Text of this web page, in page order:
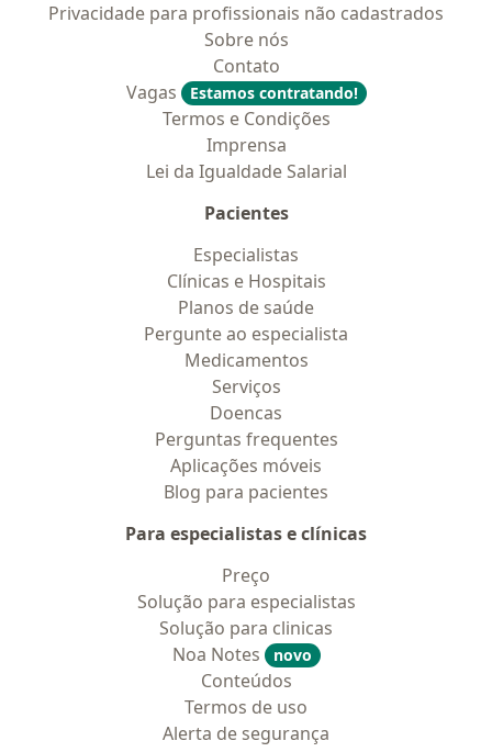
Privacidade para profissionais não cadastrados
Sobre nós
Contato
Vagas
Estamos contratando!
Termos e Condições
Imprensa
Lei da Igualdade Salarial
Pacientes
Especialistas
Clínicas e Hospitais
Planos de saúde
Pergunte ao especialista
Medicamentos
Serviços
Doencas
Perguntas frequentes
Aplicações móveis
Blog para pacientes
Para especialistas e clínicas
Preço
Solução para especialistas
Solução para clinicas
Noa Notes
novo
Conteúdos
Termos de uso
Alerta de segurança